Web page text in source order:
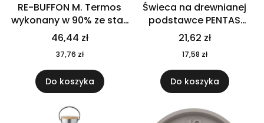
RE-BUFFON M. Termos
wykonany w 90% ze stali
nierdzewnej
pochodzącej z
recyklingu 520 ml 94294
46,44 zł
37,76 zł
Do koszyka
Świeca na drewnianej
podstawce PENTAS
MO6282-40
21,62 zł
17,58 zł
Do koszyka